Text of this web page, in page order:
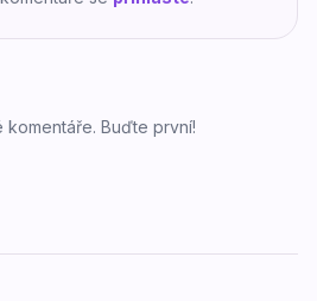
komentáře. Buďte první!